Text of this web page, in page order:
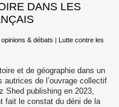
DANS LES
& débats |Lutte contre les
et de géographie dans un
autrices de l’ouvrage collectif
Shed publishing en 2023,
fait le constat du déni de la